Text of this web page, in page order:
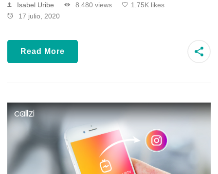
Isabel Uribe 8.480 views
1.75K likes
17 julio, 2020
Read More